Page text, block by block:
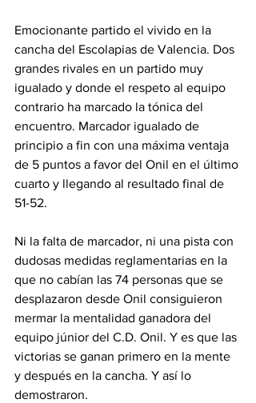
Emocionante partido el vivido en la
cancha del Escolapias de Valencia. Dos
grandes rivales en un partido muy
igualado y donde el respeto al equipo
contrario ha marcado la tónica del
encuentro. Marcador igualado de
principio a fin con una máxima ventaja
de 5 puntos a favor del Onil en el último
cuarto y llegando al resultado final de
51-52.
Ni la falta de marcador, ni una pista con
dudosas medidas reglamentarias en la
que no cabían las 74 personas que se
desplazaron desde Onil consiguieron
mermar la mentalidad ganadora del
equipo júnior del C.D. Onil. Y es que las
victorias se ganan primero en la mente
y después en la cancha. Y así lo
demostraron.